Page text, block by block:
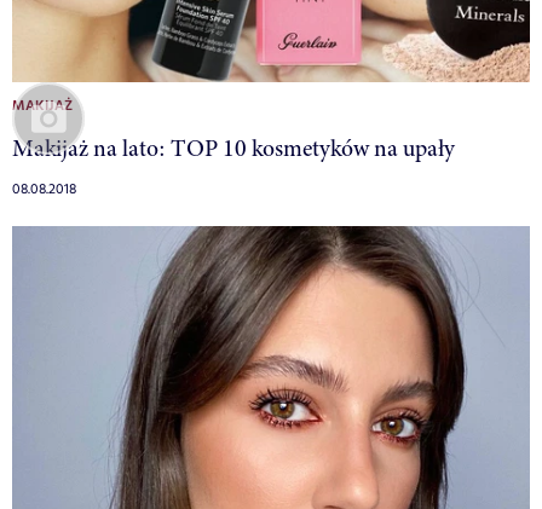
MAKIJAŻ
Makijaż na lato: TOP 10 kosmetyków na upały
08.08.2018